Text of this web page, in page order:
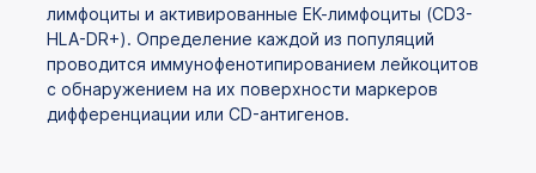
лимфоциты и активированные ЕК-лимфоциты (CD3-
HLA-DR+). Определение каждой из популяций
проводится иммунофенотипированием лейкоцитов
с обнаружением на их поверхности маркеров
дифференциации или CD-антигенов.